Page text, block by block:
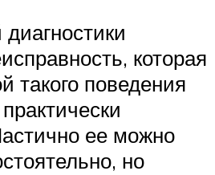
которая
такого поведения
ее можно
но